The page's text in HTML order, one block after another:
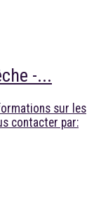
-...
sur les
contacter par: